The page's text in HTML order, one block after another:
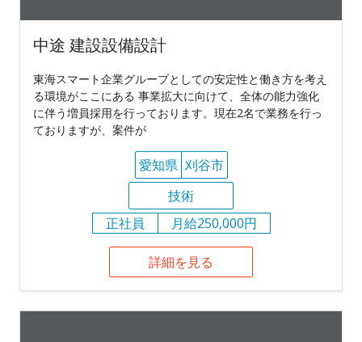
中途 建設設備設計
東海スマート企業グループとしての安定性と働き方を考え
る環境がここにある 事業拡大に向けて、全体の能力強化
に伴う増員採用を行っております。現在2名で業務を行っ
ておりますが、案件が
愛知県 刈谷市
技術
正社員
月給250,000円
詳細を見る